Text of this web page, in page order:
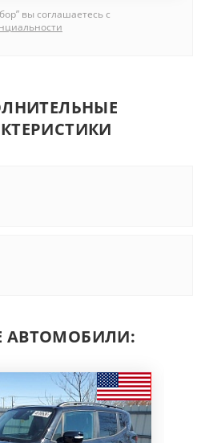
вы соглашаетесь с
АВТОМОБИЛИ: